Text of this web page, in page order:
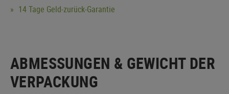
14 Tage Geld-zurück-Garantie
ABMESSUNGEN & GEWICHT DER
VERPACKUNG